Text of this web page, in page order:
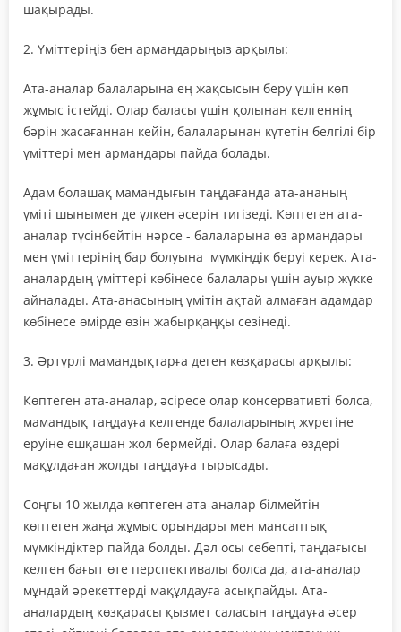
шақырады.
2. Үміттеріңіз бен армандарыңыз арқылы:
Ата-аналар балаларына ең жақсысын беру үшін көп
жұмыс істейді. Олар баласы үшін қолынан келгеннің
бәрін жасағаннан кейін, балаларынан күтетін белгілі бір
үміттері мен армандары пайда болады.
Адам болашақ мамандығын таңдағанда ата-ананың
үміті шынымен де үлкен әсерін тигізеді. Көптеген ата-
аналар түсінбейтін нәрсе - балаларына өз армандары
мен үміттерінің бар болуына мүмкіндік беруі керек. Ата-
аналардың үміттері көбінесе балалары үшін ауыр жүкке
айналады. Ата-анасының үмітін ақтай алмаған адамдар
көбінесе өмірде өзін жабырқаңқы сезінеді.
3. Әртүрлі мамандықтарға деген көзқарасы арқылы:
Көптеген ата-аналар, әсіресе олар консервативті болса,
мамандық таңдауға келгенде балаларының жүрегіне
еруіне ешқашан жол бермейді. Олар балаға өздері
мақұлдаған жолды таңдауға тырысады.
Соңғы 10 жылда көптеген ата-аналар білмейтін
көптеген жаңа жұмыс орындары мен мансаптық
мүмкіндіктер пайда болды. Дәл осы себепті, таңдағысы
келген бағыт өте перспективалы болса да, ата-аналар
мұндай әрекеттерді мақұлдауға асықпайды. Ата-
аналардың көзқарасы қызмет саласын таңдауға әсер